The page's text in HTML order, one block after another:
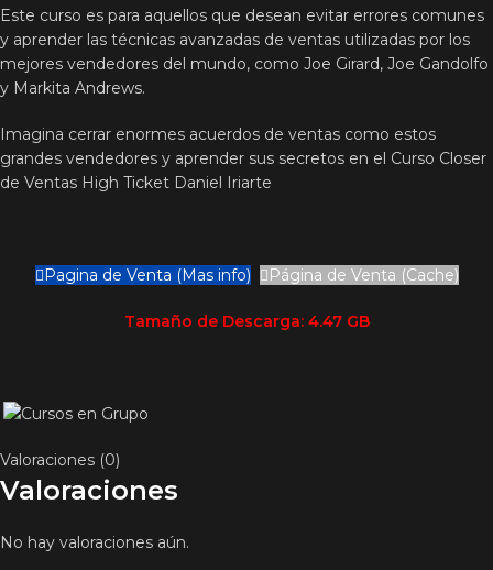
Este curso es para aquellos que desean evitar errores comunes
y aprender las técnicas avanzadas de ventas utilizadas por los
mejores vendedores del mundo, como Joe Girard, Joe Gandolfo
y Markita Andrews.
Imagina cerrar enormes acuerdos de ventas como estos
grandes vendedores y aprender sus secretos en el Curso Closer
de Ventas High Ticket Daniel Iriarte
Pagina de Venta (Mas info) Página de Venta (Cache)
Tamaño de Descarga: 4.47 GB
Valoraciones (0)
Valoraciones
No hay valoraciones aún.